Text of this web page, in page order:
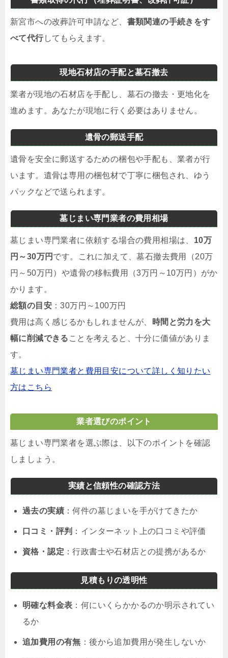
新宮市への改葬許可申請など、 書類関連の手続きをす
べて代行してもらえます。
現地石材店の手配と墓石撤去
業者が現地の石材店を手配し、墓石の撤去・更地化を
進めます。あなたが現地に行く必要はありません。
遺骨の郵送手配
遺骨を安全に郵送するための梱包や手配も、業者が行
います。遺骨は専用の梱包材で丁寧に梱包され、ゆう
パックなどで送られます。
墓じまい専門業者の費用相場
墓じまい専門業者に依頼する場合の費用相場は、 10万
円～30万円 です。これに加えて、墓石撤去費用（20万
円～50万円）や遺骨の移転費用（3万円～10万円）がか
かります。
総額の目安 ：30万円～100万円
費用は高く感じるかもしれませんが、
時間と労力を大
幅に削減できる ことを考えると、十分に価値がありま
す。
墓じまい専門業者と費用目安について詳しく知りたい
方はこちら
業者選びのポイント
墓じまい専門業者を選ぶ際は、以下のポイントを確認
しましょう。
実績と信頼性の確認方法
過去の実績 ：何件の墓じまいを手がけてきたか
口コミ・評判 ：インターネット上の口コミや評価
資格・認定 ：行政書士や石材店との提携があるか
見積もりの透明性
明確な料金表 ：何にいくらかかるのか明示されてい
るか
追加費用の有無 ：後から追加費用が発生しないか